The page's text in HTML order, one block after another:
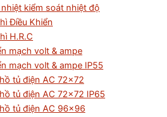
kiểm soát nhiệt độ
Điều Khiển
H.R.C
mạch volt & ampe
mạch volt & ampe IP55
tủ điện AC 72×72
tủ điện AC 72×72 IP65
tủ điện AC 96×96